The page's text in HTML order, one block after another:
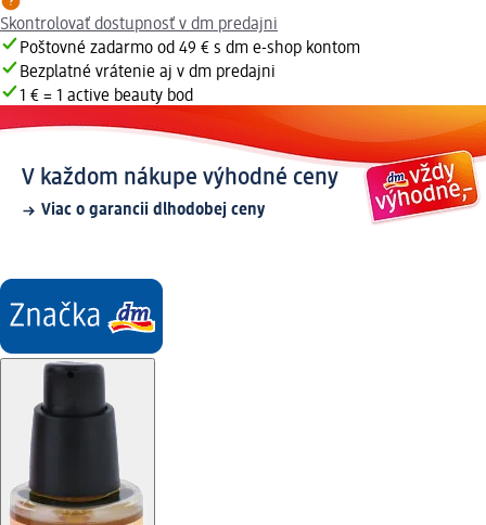
Skontrolovať dostupnosť v dm predajni
Poštovné zadarmo od 49 € s dm e-shop kontom
Bezplatné vrátenie aj v dm predajni
1 € = 1 active beauty bod
V každom nákupe výhodné ceny
Viac o garancii dlhodobej ceny